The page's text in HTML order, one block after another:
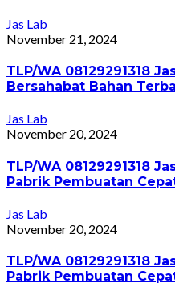
Jas Lab
November 21, 2024
TLP/WA 08129291318
Bersahabat Bahan
Jas Lab
November 20, 2024
TLP/WA 08129291318
Pabrik Pembuatan
Jas Lab
November 20, 2024
TLP/WA 08129291318
Pabrik Pembuatan